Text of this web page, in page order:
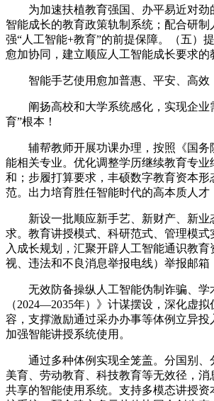
为加速扶植教育强国、办平易近对劲的
智能成长的教育政策轨制系统；配合研
强“人工智能+教育”的前提保障。（五）
愈加协同，建立顺应人工智能成长要求的
智能手艺使用愈加普惠、平安、高效，
阐扬高校和大学系统感化，实现企业
育”根本！
辅帮教师开展功课办理，按照《国务院
能相关专业。优化调整学历继续教育专
和；步履打算要求，丰硕数字教育资本
范。出力培育胜任智能时代的高本质人
新设一批顺应新手艺、新财产、新业
求。教育讲授模式、科研范式、管理模
入成长规划，汇聚开辟人工智能通识教
视、违法和不良消息举报电线）举报邮
无效防备操纵人工智能伪制诈骗、学
（2024—2035年）》计谋摆设，深化虚
容，支撑激励通过采办办事等体例立异
加强智能讲授系统使用。
通过多种体例实现全笼盖。分国别、分
美育、劳动教育、科技教育等无效径，
共享的智能使用系统。支持多模态讲授